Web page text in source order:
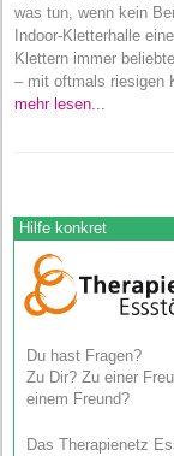
was tun, wenn kein
Indoor-Kletterhalle
Klettern immer
– mit oftmals riesigen
mehr lesen...
Hilfe konkret
Du hast Fragen?
Zu Dir? Zu einer
einem Freund?
Das Therapienetz